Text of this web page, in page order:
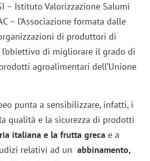
– Istituto Valorizzazione Salumi
– l’Associazione formata dalle
di produttori di
di migliorare il grado di
agroalimentari dell’Unione
punta a sensibilizzare, infatti, i
qualità e la sicurezza di prodotti
italiana e la frutta greca e a
relativi ad un abbinamento,